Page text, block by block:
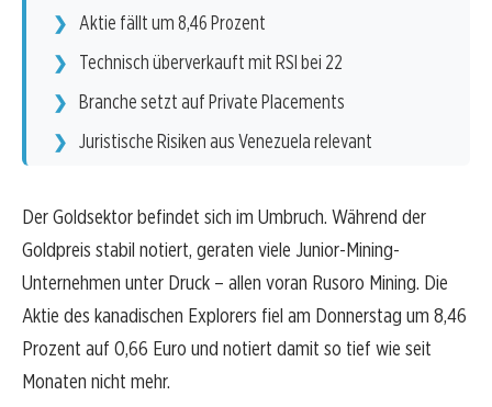
Aktie fällt um 8,46 Prozent
Technisch überverkauft mit RSI bei 22
Branche setzt auf Private Placements
Juristische Risiken aus Venezuela relevant
Der Goldsektor befindet sich im Umbruch. Während der
Goldpreis stabil notiert, geraten viele Junior-Mining-
Unternehmen unter Druck – allen voran Rusoro Mining. Die
Aktie des kanadischen Explorers fiel am Donnerstag um 8,46
Prozent auf 0,66 Euro und notiert damit so tief wie seit
Monaten nicht mehr.